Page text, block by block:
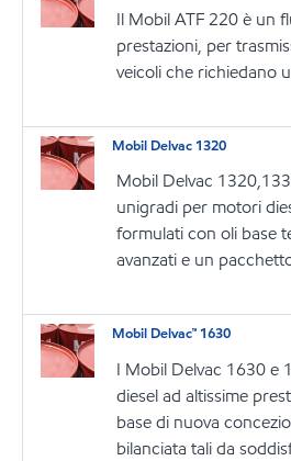
Il Mobil ATF 220 è un
prestazioni, per
veicoli che richiedano
Mobil Delvac 1320
Mobil Delvac
unigradi per motori
formulati con oli base
avanzati e un
Mobil Delvac™ 1630
I Mobil Delvac 1630 e
diesel ad altissime
base di nuova
bilanciata tali da